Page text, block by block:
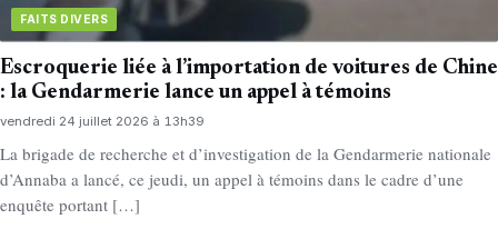
FAITS DIVERS
Escroquerie liée à l’importation de voitures de Chine
: la Gendarmerie lance un appel à témoins
vendredi 24 juillet 2026 à 13h39
La brigade de recherche et d’investigation de la Gendarmerie nationale
d’Annaba a lancé, ce jeudi, un appel à témoins dans le cadre d’une
enquête portant […]